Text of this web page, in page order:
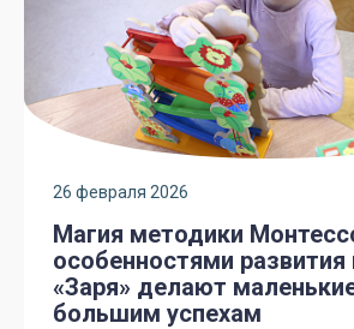
26 февраля 2026
Магия методики
особенностями
«Заря» делают
большим успехам